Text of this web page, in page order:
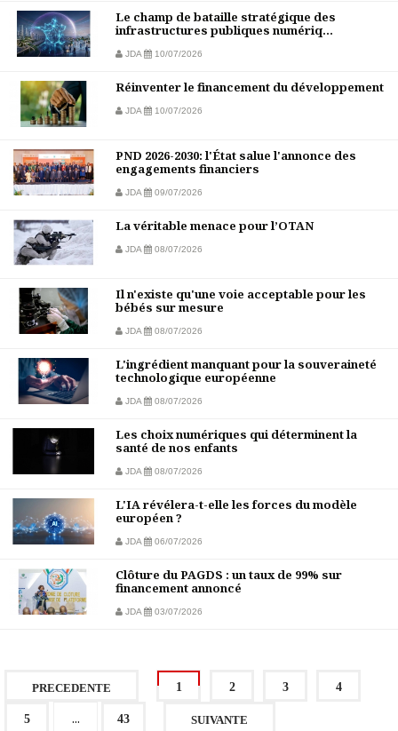
Le champ de bataille stratégique des
infrastructures publiques numériq...
JDA 10/07/2026
Réinventer le financement du développement
JDA 10/07/2026
PND 2026-2030: l'État salue l'annonce des
engagements financiers
JDA 09/07/2026
La véritable menace pour l’OTAN
JDA 08/07/2026
Il n'existe qu'une voie acceptable pour les
bébés sur mesure
JDA 08/07/2026
L'ingrédient manquant pour la souveraineté
technologique européenne
JDA 08/07/2026
Les choix numériques qui déterminent la
santé de nos enfants
JDA 08/07/2026
L'IA révélera-t-elle les forces du modèle
européen ?
JDA 06/07/2026
Clôture du PAGDS : un taux de 99% sur
financement annoncé
JDA 03/07/2026
PRECEDENTE 1 2 3 4
5 ... 43 SUIVANTE